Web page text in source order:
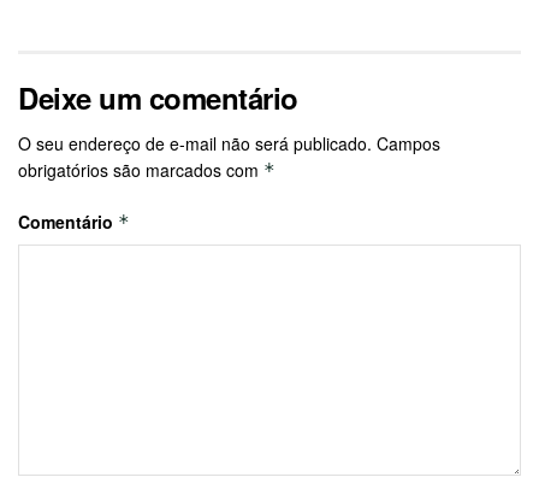
Deixe um comentário
O seu endereço de e-mail não será publicado. Campos
obrigatórios são marcados com *
Comentário *